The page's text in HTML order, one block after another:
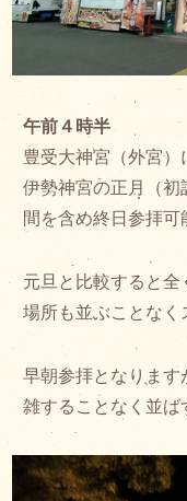
午前４時半
豊受大神宮（外宮）
伊勢神宮の正月（初
間を含め終日参拝可
元旦と比較すると
場所も並ぶことなく
早朝参拝となります
雑することなく並ば